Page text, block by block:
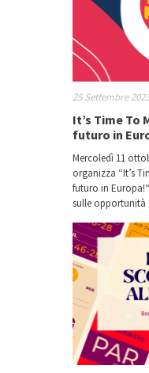
25 Settembre 2023
It’s Time To
futuro in
Mercoledì 11
organizza “It’s
futuro in
sulle opportunità